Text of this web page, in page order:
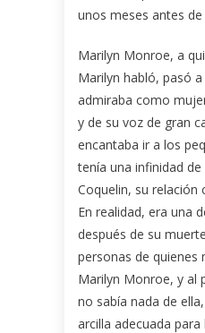
unos meses antes
Marilyn Monroe, a
Marilyn habló, pasó
admiraba como
y de su voz de gran
encantaba ir a los
tenía una infinidad
Coquelin, su relación
En realidad, era una
después de su
personas de quienes
Marilyn Monroe, y al
no sabía nada de
arcilla adecuada